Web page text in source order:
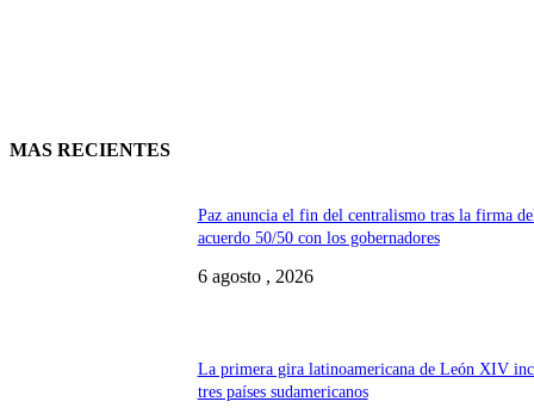
MAS RECIENTES
Paz anuncia el fin del centralismo tras la firma
acuerdo 50/50 con los gobernadores
6 agosto , 2026
La primera gira latinoamericana de León XIV
tres países sudamericanos